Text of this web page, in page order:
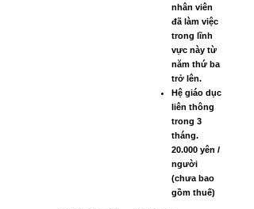
nhân viên
đã làm việc
trong lĩnh
vực này từ
năm thứ ba
trở lên.
Hệ giáo dục
liên thông
trong 3
tháng.
20.000 yên /
người
(chưa bao
gồm thuế)